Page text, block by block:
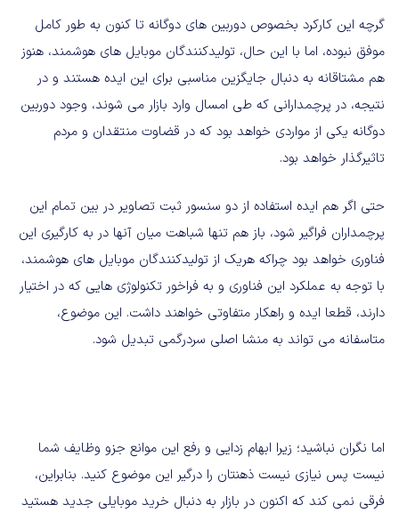
گرچه این کارکرد بخصوص دوربین های دوگانه تا کنون به طور کامل
موفق نبوده، اما با این حال، تولیدکنندگان موبایل های هوشمند، هنوز
هم مشتاقانه به دنبال جایگزین مناسبی برای این ایده هستند و در
نتیجه، در پرچمدارانی که طی امسال وارد بازار می شوند، وجود دوربین
دوگانه یکی از مواردی خواهد بود که در قضاوت منتقدان و مردم
تاثیرگذار خواهد بود.
حتی اگر هم ایده استفاده از دو سنسور ثبت تصاویر در بین تمام این
پرچمداران فراگیر شود، باز هم تنها شباهت میان آنها در به کارگیری این
فناوری خواهد بود چراکه هریک از تولیدکنندگان موبایل های هوشمند،
با توجه به عملکرد این فناوری و به فراخور تکنولوژی هایی که در اختیار
دارند، قطعا ایده و راهکار متفاوتی خواهند داشت. این موضوع،
متاسفانه می تواند به منشا اصلی سردرگمی تبدیل شود.
اما نگران نباشید؛ زیرا ابهام زدایی و رفع این موانع جزو وظایف شما
نیست پس نیازی نیست ذهنتان را درگیر این موضوع کنید. بنابراین،
فرقی نمی کند که اکنون در بازار به دنبال خرید موبایلی جدید هستید